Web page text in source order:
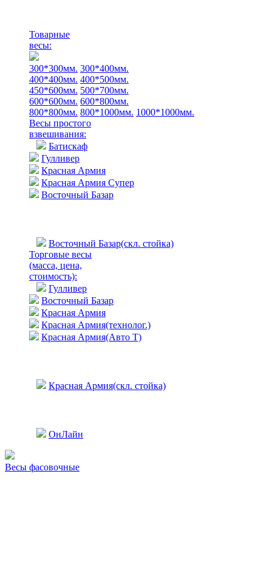
Товарные
весы:
300*300мм. 300*400мм.
400*400мм. 400*500мм.
450*600мм. 500*700мм.
600*600мм. 600*800мм.
800*800мм. 800*1000мм. 1000*1000мм.
Весы простого
взвешивания:
Батискаф
Гулливер
Красная Армия
Красная Армия Супер
Восточный Базар
Восточный Базар(скл. стойка)
Торговые весы
(масса, цена,
стоимость):
Гулливер
Восточный Базар
Красная Армия
Красная Армия(технолог.)
Красная Армия(Авто Т)
Красная Армия(скл. стойка)
ОнЛайн
Весы фасовочные